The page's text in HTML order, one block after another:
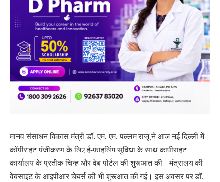
मानव संसाधन विकास मंत्री डॉ. एम. एम. पल्‍लम राजू ने आज नई दिल्‍ली में
कॉपीराइट पंजीकरण के लिए ई-फाइलिंग सुविधा के साथ कापीराइट
कार्यालय के प्रतीक चिन्‍ह और वेब पोर्टल की शुरूआत की। मंत्रालय की
वेबसाइट के आइपीआर चेयर्स की भी शुरूआत की गई। इस अवसर पर डॉ.